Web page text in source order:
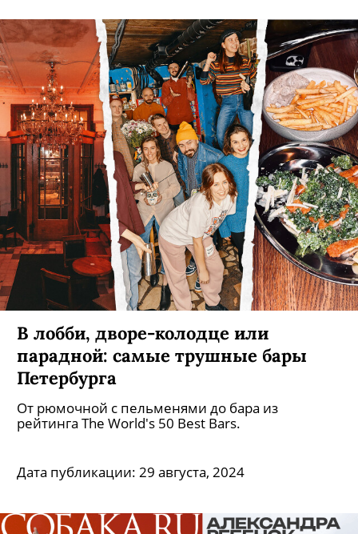
В лобби, дворе-колодце или
парадной: самые трушные бары
Петербурга
От рюмочной с пельменями до бара из